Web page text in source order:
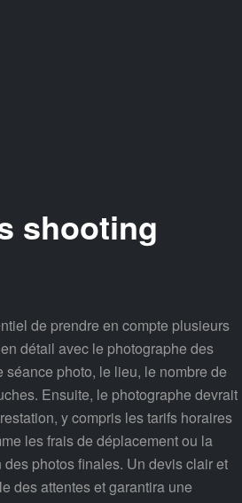
shooting
de prendre en compte plusieurs
détail avec le photographe des
photo, le lieu, le nombre de
Ensuite, le photographe devrait
y compris les tarifs horaires
les frais de déplacement ou la
photos finales. Un devis clair et
des attentes et garantira une